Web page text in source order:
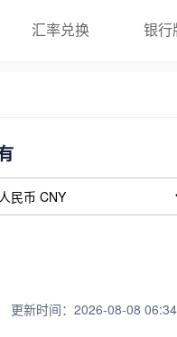
汇率兑换 银行
更新时间：2026-08-08